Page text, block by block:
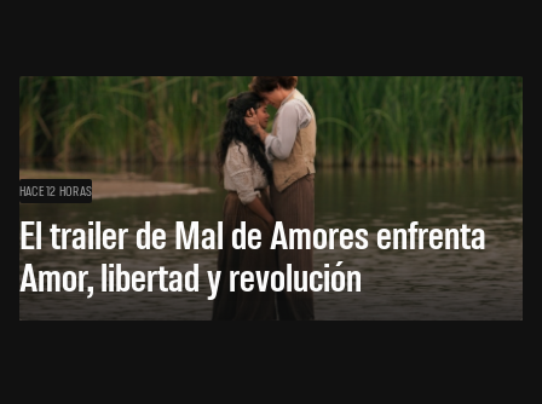
HACE 12 HORAS
El trailer de Mal de Amores enfrenta
Amor, libertad y revolución